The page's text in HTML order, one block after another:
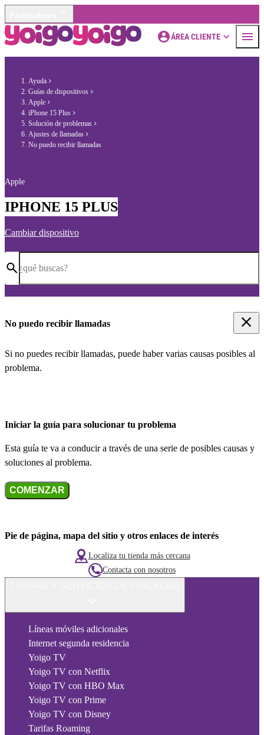
ÁREA CLIENTE
Ayuda
Guías de dispositivos
Apple
iPhone 15 Plus
Solución de problemas
Ajustes de llamadas
No puedo recibir llamadas
Apple
IPHONE 15 PLUS
Cambiar dispositivo
¿qué buscas?
No puedo recibir llamadas
Si no puedes recibir llamadas, puede haber varias causas posibles al
problema.
Iniciar la guía para solucionar tu problema
Esta guía te va a conducir a través de una serie de posibles causas y
soluciones al problema.
COMENZAR
Pie de página, mapa del sitio y otros enlaces de interés
Localiza tu tienda más cercana
Contacta con nosotros
Líneas móviles adicionales
Internet segunda residencia
Yoigo TV
Yoigo TV con Netflix
Yoigo TV con HBO Max
Yoigo TV con Prime
Yoigo TV con Disney
Tarifas Roaming